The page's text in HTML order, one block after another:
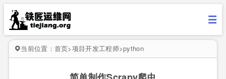
当前位置： 首页>项目开发工程师>python